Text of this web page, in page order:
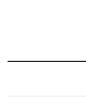
Oto 4 sposoby na